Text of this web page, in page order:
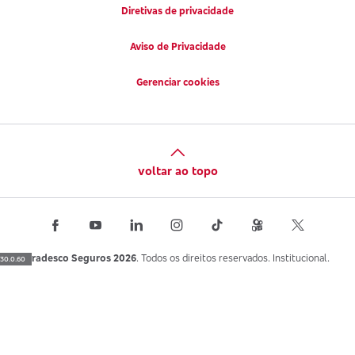
30.0.60
Diretivas de privacidade
Aviso de Privacidade
Gerenciar cookies
voltar ao topo
Bradesco Seguros 2026. Todos os direitos reservados. Institucional.